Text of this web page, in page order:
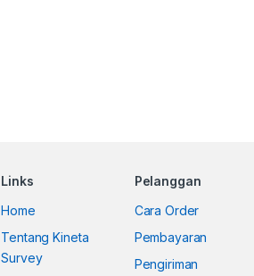
Links
Home
Tentang Kineta
Survey
Pelanggan
Cara Order
Pembayaran
Pengiriman